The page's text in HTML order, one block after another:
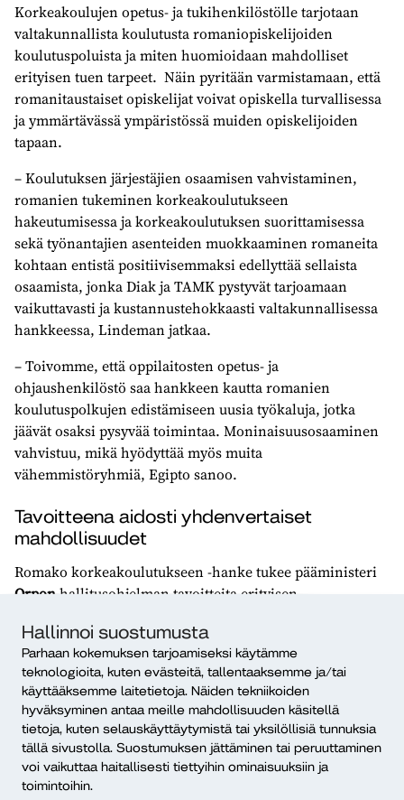
Hallinnoi suostumusta
Parhaan kokemuksen tarjoamiseksi käytämme
teknologioita, kuten evästeitä, tallentaaksemme ja/tai
käyttääksemme laitetietoja. Näiden tekniikoiden
hyväksyminen antaa meille mahdollisuuden käsitellä
tietoja, kuten selauskäyttäytymistä tai yksilöllisiä tunnuksia
tällä sivustolla. Suostumuksen jättäminen tai peruuttaminen
voi vaikuttaa haitallisesti tiettyihin ominaisuuksiin ja
toimintoihin.
Korkeakoulujen opetus- ja tukihenkilöstölle tarjotaan
valtakunnallista koulutusta romaniopiskelijoiden
koulutuspoluista ja miten huomioidaan mahdolliset
erityisen tuen tarpeet. Näin pyritään varmistamaan, että
romanitaustaiset opiskelijat voivat opiskella turvallisessa
ja ymmärtävässä ympäristössä muiden opiskelijoiden
tapaan.
– Koulutuksen järjestäjien osaamisen vahvistaminen,
romanien tukeminen korkeakoulutukseen
hakeutumisessa ja korkeakoulutuksen suorittamisessa
sekä työnantajien asenteiden muokkaaminen romaneita
kohtaan entistä positiivisemmaksi edellyttää sellaista
osaamista, jonka Diak ja TAMK pystyvät tarjoamaan
vaikuttavasti ja kustannustehokkaasti valtakunnallisessa
hankkeessa, Lindeman jatkaa.
– Toivomme, että oppilaitosten opetus- ja
ohjaushenkilöstö saa hankkeen kautta romanien
koulutuspolkujen edistämiseen uusia työkaluja, jotka
jäävät osaksi pysyvää toimintaa. Moninaisuusosaaminen
vahvistuu, mikä hyödyttää myös muita
vähemmistöryhmiä, Egipto sanoo.
Tavoitteena aidosti yhdenvertaiset
mahdollisuudet
Romako korkeakoulutukseen -hanke tukee pääministeri
Orpon hallitusohjelman tavoitteita erityisen
romanipoliittisen ohjelman 2023–2026 toimeenpanoa.
Hanke keskittyy erityisesti koulutukselliseen
yhdenvertaisuuteen ja korkeakouluyhteisöjen
kehittämiseen, jotta romaniopiskelijoilla olisi aidot
mahdollisuudet päästä opiskelemaan, menestyä
opinnoissaan ja tuntea kuuluvansa osaksi
korkeakouluyhteisöä.